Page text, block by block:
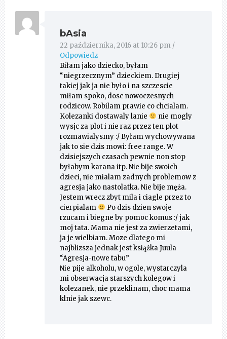
bAsia
22 października, 2016 at 10:26 pm /
Odpowiedz
Biłam jako dziecko, byłam
“niegrzecznym” dzieckiem. Drugiej
takiej jak ja nie było i na szczescie
miłam spoko, dosc nowoczesnych
rodzicow. Robilam prawie co chcialam.
Kolezanki dostawaly lanie
nie mogly
wysjc za plot i nie raz przez ten plot
rozmawialysmy :/ Byłam wychowywana
jak to sie dzis mowi: free range. W
dzisiejszych czasach pewnie non stop
byłabym karana itp. Nie bije swoich
dzieci, nie mialam zadnych problemow z
agresja jako nastolatka. Nie bije męża.
Jestem wrecz zbyt mila i ciagle przez to
cierpialam
Po dzis dzien swoje
rzucam i biegne by pomoc komus :/ jak
moj tata. Mama nie jest za zwierzetami,
ja je wielbiam. Moze dlatego mi
najblizsza jednak jest książka Juula
“Agresja-nowe tabu”
Nie pije alkoholu, w ogole, wystarczyla
mi obserwacja starszych kolegow i
kolezanek, nie przeklinam, choc mama
klnie jak szewc.